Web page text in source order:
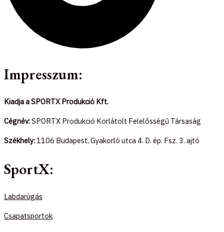
Impresszum:
Kiadja a SPORTX Produkció Kft.
Cégnév:SPORTX Produkció Korlátolt Felelősségű Társaság
Székhely:1106 Budapest, Gyakorló utca 4. D. ép. Fsz. 3. ajtó
SportX:
Labdarúgás
Csapatsportok